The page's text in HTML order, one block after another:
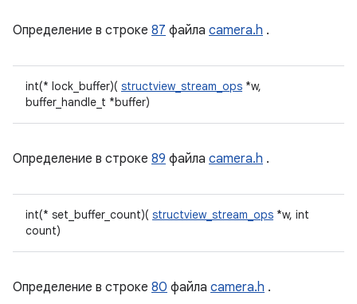
Определение в строке 87 файла camera.h .
int(* lock_buffer)( structview_stream_ops *w,
buffer_handle_t *buffer)
Определение в строке 89 файла camera.h .
int(* set_buffer_count)( structview_stream_ops *w, int
count)
Определение в строке 80 файла camera.h .